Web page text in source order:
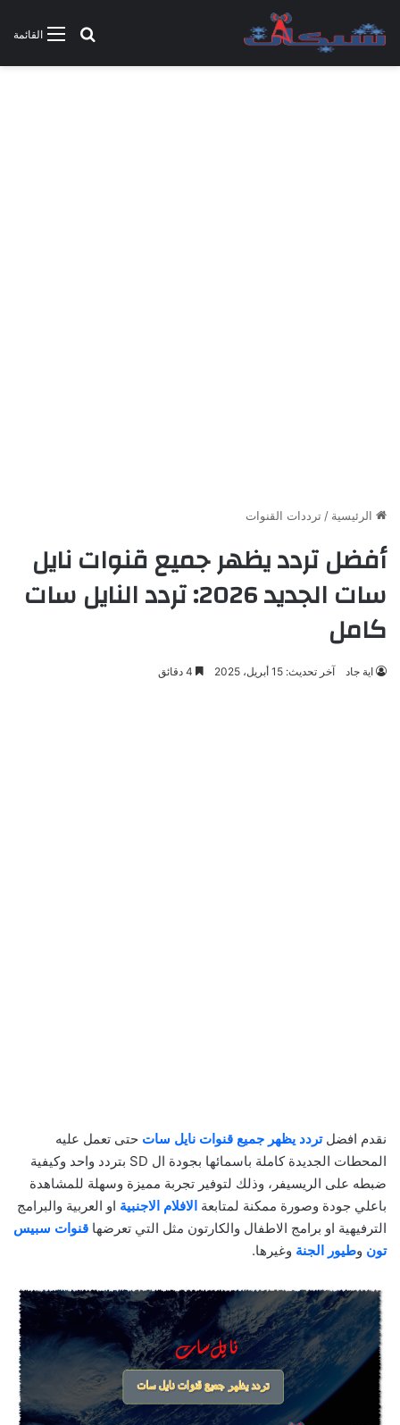
القائمةبحث عن
الرئيسية / ترددات القنوات
أفضل تردد يظهر جميع قنوات نايل
سات الجديد 2026: تردد النايل سات
كامل
اية جاد آخر تحديث: 15 أبريل، 2025
نقدم افضلتردد يظهر جميع قنوات نايل سات حتى تعمل عليه
المحطات الجديدة كاملة باسمائها بجودة ال SD بتردد واحد وكيفية
ضبطه على الريسيفر، وذلك لتوفير تجربة مميزة وسهلة للمشاهدة
باعلي جودة وصورة ممكنة لمتابعة الافلام الاجنبية او العربية والبرامج
الترفيهية او برامج الاطفال والكارتون مثل التي تعرضها قنوات سبيس
تون وطيور الجنة وغيرها.